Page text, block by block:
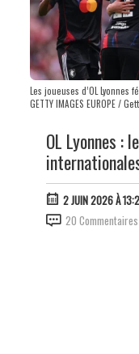
Les joueuses d’OL Lyonnes
GETTY IMAGES EUROPE /
OL Lyonnes :
2 JUIN 2026 À
20 Commentaires